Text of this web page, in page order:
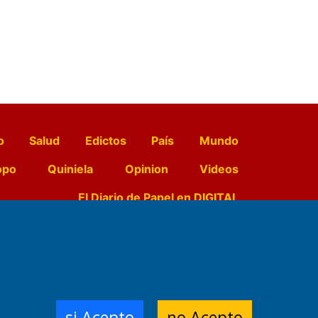
Salud Edictos País
Mundo
Quiniela Opinion
Videos
El Diario de Papel en DIGITAL